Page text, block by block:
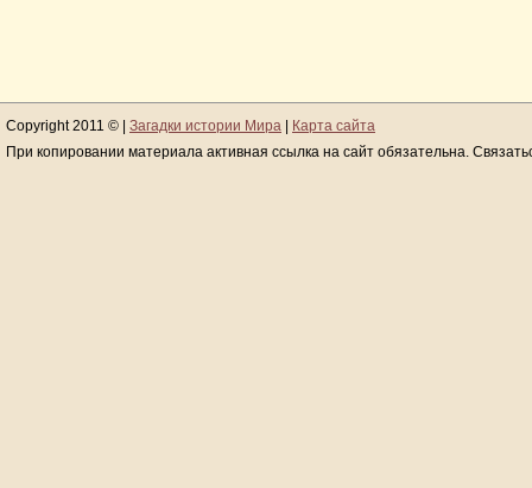
Copyright 2011 © | Загадки истории Мира
Карта сайта
При копировании материала активная ссылка на сайт обязательна.